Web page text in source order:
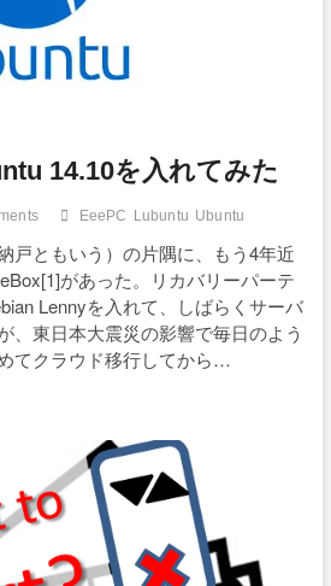
14.10を入れてみた
EeePC Lubuntu Ubuntu
戸ともいう）の片隅に、もう4年近
があった。リカバリーパーテ
Lennyを入れて、しばらくサーバ
、東日本大震災の影響で毎日のよう
てクラウド移行してから…